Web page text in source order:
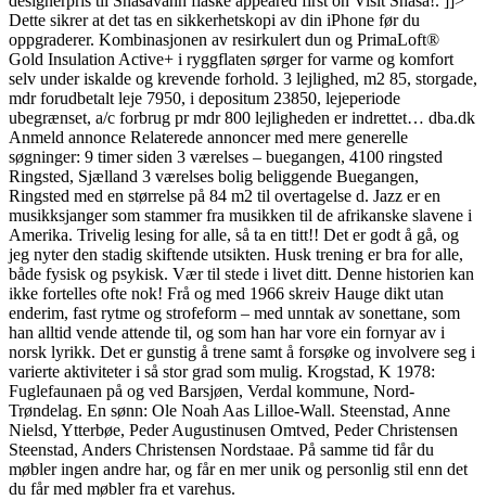
Dette sikrer at det tas en sikkerhetskopi av din iPhone før du
oppgraderer. Kombinasjonen av resirkulert dun og PrimaLoft®
Gold Insulation Active+ i ryggflaten sørger for varme og komfort
selv under iskalde og krevende forhold. 3 lejlighed, m2 85, storgade,
mdr forudbetalt leje 7950, i depositum 23850, lejeperiode
ubegrænset, a/c forbrug pr mdr 800 lejligheden er indrettet… dba.dk
Anmeld annonce Relaterede annoncer med mere generelle
søgninger: 9 timer siden 3 værelses – buegangen, 4100 ringsted
Ringsted, Sjælland 3 værelses bolig beliggende Buegangen,
Ringsted med en størrelse på 84 m2 til overtagelse d. Jazz er en
musikksjanger som stammer fra musikken til de afrikanske slavene i
Amerika. Trivelig lesing for alle, så ta en titt!! Det er godt å gå, og
jeg nyter den stadig skiftende utsikten. Husk trening er bra for alle,
både fysisk og psykisk. Vær til stede i livet ditt. Denne historien kan
ikke fortelles ofte nok! Frå og med 1966 skreiv Hauge dikt utan
enderim, fast rytme og strofeform – med unntak av sonettane, som
han alltid vende attende til, og som han har vore ein fornyar av i
norsk lyrikk. Det er gunstig å trene samt å forsøke og involvere seg i
varierte aktiviteter i så stor grad som mulig. Krogstad, K 1978:
Fuglefaunaen på og ved Barsjøen, Verdal kommune, Nord-
Trøndelag. En sønn: Ole Noah Aas Lilloe-Wall. Steenstad, Anne
Nielsd, Ytterbøe, Peder Augustinusen Omtved, Peder Christensen
Steenstad, Anders Christensen Nordstaae. På samme tid får du
møbler ingen andre har, og får en mer unik og personlig stil enn det
du får med møbler fra et varehus.